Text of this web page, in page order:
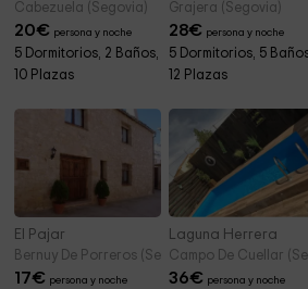
Cabezuela (Segovia)
20€ persona y noche
5 Dormitorios, 2 Baños,
10 Plazas
Grajera (Segovia)
28€ persona y noche
5 Dormitorios, 5
12 Plazas
El Pajar
Bernuy De Porreros (Segovia)
17€ persona y noche
Laguna Herrera
Campo De Cuellar
36€ persona y noche